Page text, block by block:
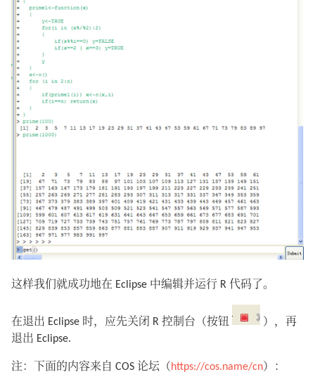
这样我们就成功地在 Eclipse 中编辑并运行 R 代码了。
在退出 Eclipse 时，应先关闭 R 控制台（按钮
），再
退出 Eclipse.
注：下面的内容来自 COS 论坛（ https://cos.name/cn）：